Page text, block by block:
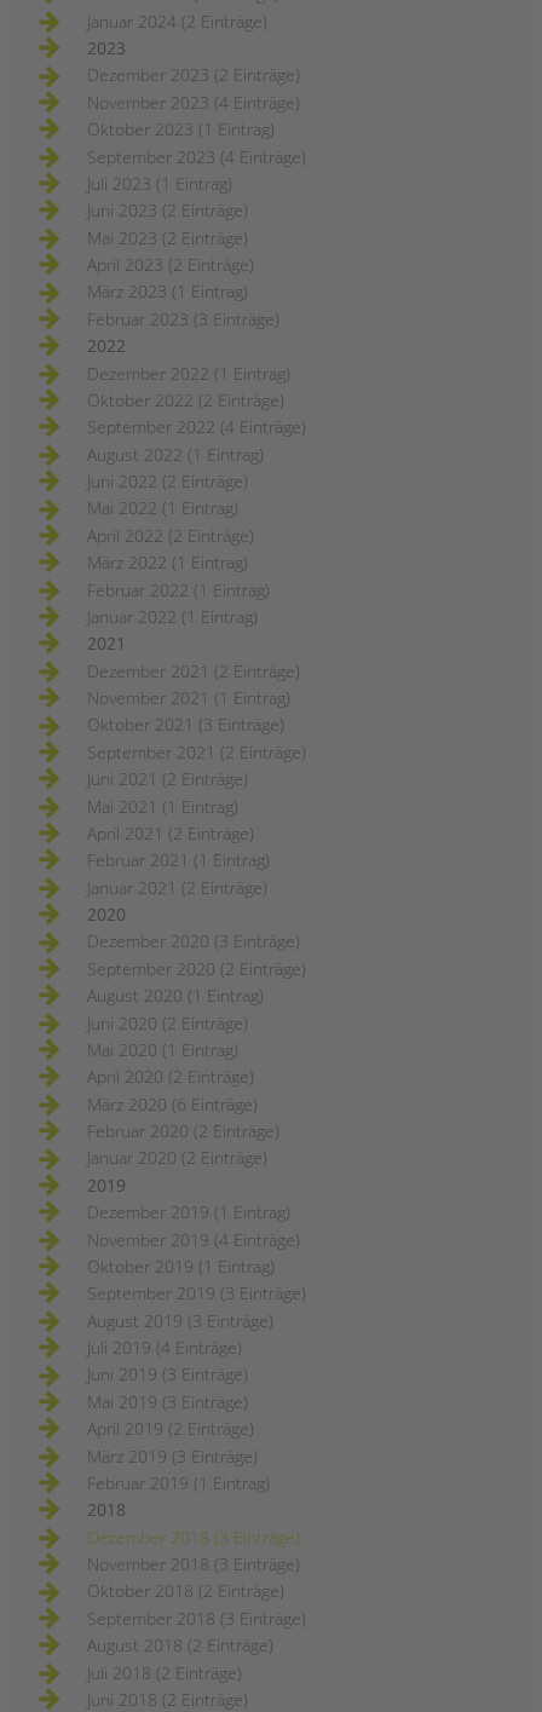
Januar 2024 (2 Einträge)
2023
Dezember 2023 (2 Einträge)
November 2023 (4 Einträge)
Oktober 2023 (1 Eintrag)
September 2023 (4 Einträge)
Juli 2023 (1 Eintrag)
Juni 2023 (2 Einträge)
Mai 2023 (2 Einträge)
April 2023 (2 Einträge)
März 2023 (1 Eintrag)
Februar 2023 (3 Einträge)
2022
Dezember 2022 (1 Eintrag)
Oktober 2022 (2 Einträge)
September 2022 (4 Einträge)
August 2022 (1 Eintrag)
Juni 2022 (2 Einträge)
Mai 2022 (1 Eintrag)
April 2022 (2 Einträge)
März 2022 (1 Eintrag)
Februar 2022 (1 Eintrag)
Januar 2022 (1 Eintrag)
2021
Dezember 2021 (2 Einträge)
November 2021 (1 Eintrag)
Oktober 2021 (3 Einträge)
September 2021 (2 Einträge)
Juni 2021 (2 Einträge)
Mai 2021 (1 Eintrag)
April 2021 (2 Einträge)
Februar 2021 (1 Eintrag)
Januar 2021 (2 Einträge)
2020
Dezember 2020 (3 Einträge)
September 2020 (2 Einträge)
August 2020 (1 Eintrag)
Juni 2020 (2 Einträge)
Mai 2020 (1 Eintrag)
April 2020 (2 Einträge)
März 2020 (6 Einträge)
Februar 2020 (2 Einträge)
Januar 2020 (2 Einträge)
2019
Dezember 2019 (1 Eintrag)
November 2019 (4 Einträge)
Oktober 2019 (1 Eintrag)
September 2019 (3 Einträge)
August 2019 (3 Einträge)
Juli 2019 (4 Einträge)
Juni 2019 (3 Einträge)
Mai 2019 (3 Einträge)
April 2019 (2 Einträge)
März 2019 (3 Einträge)
Februar 2019 (1 Eintrag)
2018
Dezember 2018 (3 Einträge)
November 2018 (3 Einträge)
Oktober 2018 (2 Einträge)
September 2018 (3 Einträge)
August 2018 (2 Einträge)
Juli 2018 (2 Einträge)
Juni 2018 (2 Einträge)